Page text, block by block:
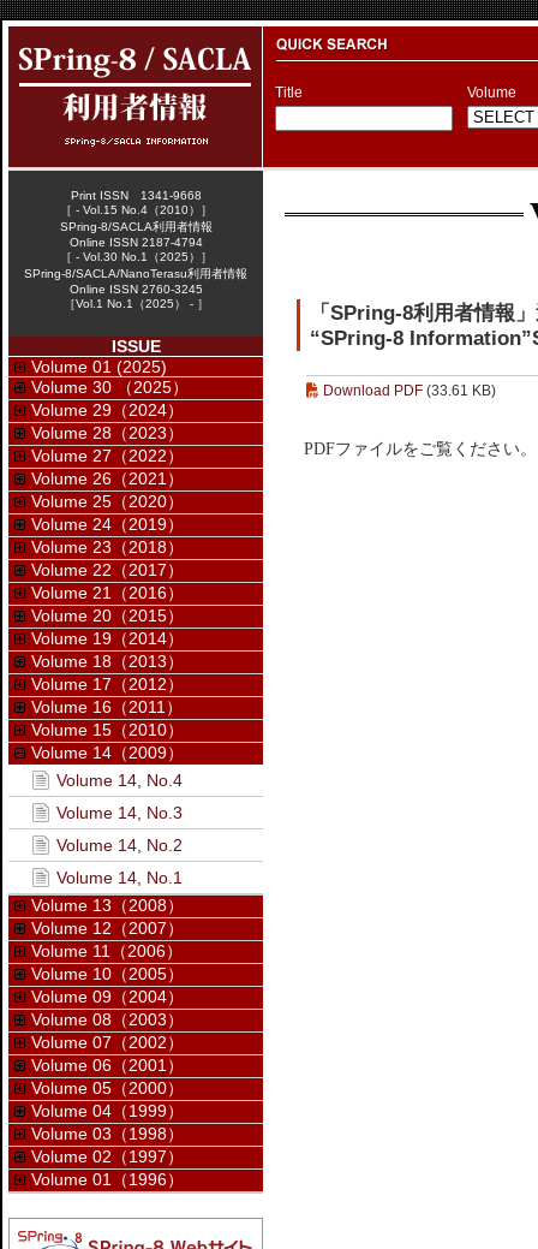
Title Volume
「SPring-8利用者情報
“SPring-8
Download PDF (33.61 KB)
PDFファイルをご覧ください。
Print ISSN 1341-9668
［ - Vol.15 No.4（2010）］
SPring-8/SACLA利用者情報
Online ISSN 2187-4794
［ - Vol.30 No.1（2025）］
SPring-8/SACLA/NanoTerasu利用者情報
Online ISSN 2760-3245
［Vol.1 No.1（2025） - ］
ISSUE
Volume 01 (2025)
Volume 30 （2025）
Volume 29（2024）
Volume 28（2023）
Volume 27（2022）
Volume 26（2021）
Volume 25（2020）
Volume 24（2019）
Volume 23（2018）
Volume 22（2017）
Volume 21（2016）
Volume 20（2015）
Volume 19（2014）
Volume 18（2013）
Volume 17（2012）
Volume 16（2011）
Volume 15（2010）
Volume 14（2009）
Volume 14, No.4
Volume 14, No.3
Volume 14, No.2
Volume 14, No.1
Volume 13（2008）
Volume 12（2007）
Volume 11（2006）
Volume 10（2005）
Volume 09（2004）
Volume 08（2003）
Volume 07（2002）
Volume 06（2001）
Volume 05（2000）
Volume 04（1999）
Volume 03（1998）
Volume 02（1997）
Volume 01（1996）